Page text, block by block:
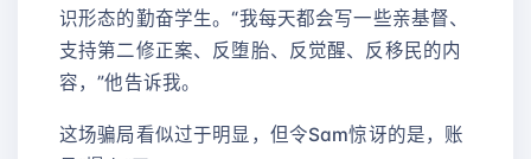
识形态的勤奋学生。“我每天都会写一些亲基督、
支持第二修正案、反堕胎、反觉醒、反移民的内
容，”他告诉我。
这场骗局看似过于明显，但令Sam惊讶的是，账